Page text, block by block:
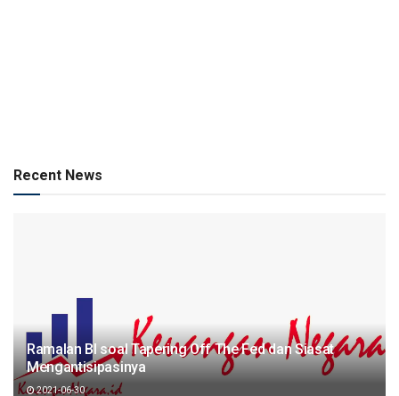
Recent News
Ramalan BI soal Tapering Off The Fed dan Siasat
Mengantisipasinya
2021-06-30